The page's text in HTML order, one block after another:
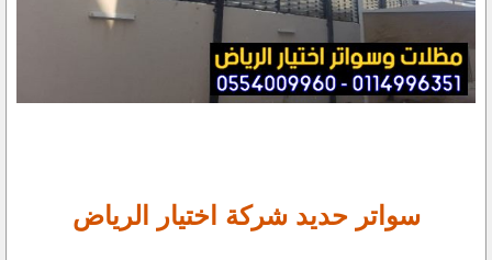
سواتر حديد شركة اختيار الرياض